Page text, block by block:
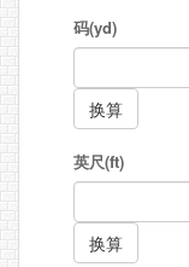
码(yd)
英尺(ft)